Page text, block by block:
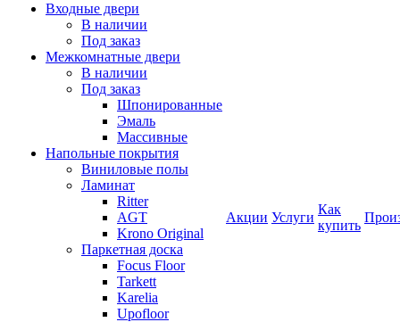
Входные двери
В наличии
Под заказ
Межкомнатные двери
В наличии
Под заказ
Шпонированные
Эмаль
Массивные
Напольные покрытия
Виниловые полы
Ламинат
Ritter
AGT
Krono Original
Паркетная доска
Focus Floor
Tarkett
Karelia
Upofloor
Акции Услуги
Как
купить